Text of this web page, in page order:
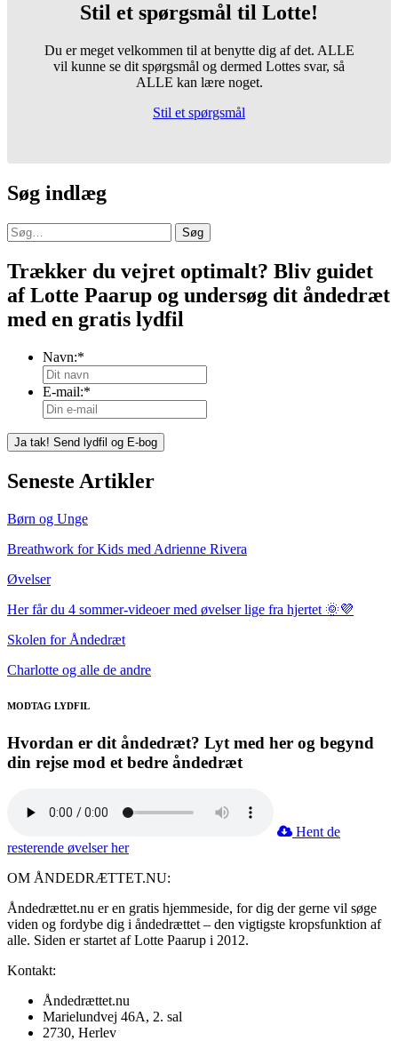
Stil et spørgsmål til Lotte!
Du er meget velkommen til at benytte dig af det. ALLE
vil kunne se dit spørgsmål og dermed Lottes svar, så
ALLE kan lære noget.
Stil et spørgsmål
Søg indlæg
Søg
Trækker du vejret optimalt? Bliv guidet
af Lotte Paarup og undersøg dit åndedræt
med en gratis lydfil
Navn:*
E-mail:*
Seneste Artikler
Børn og Unge
Breathwork for Kids med Adrienne Rivera
Øvelser
Her får du 4 sommer-videoer med øvelser lige fra hjertet 🌞💜
Skolen for Åndedræt
Charlotte og alle de andre
MODTAG LYDFIL
Hvordan er dit åndedræt? Lyt med her og begynd
din rejse mod et bedre åndedræt
Hent de
resterende øvelser her
OM ÅNDEDRÆTTET.NU:
Åndedrættet.nu er en gratis hjemmeside, for dig der gerne vil søge
viden og fordybe dig i åndedrættet – den vigtigste kropsfunktion af
alle. Siden er startet af Lotte Paarup i 2012.
Kontakt:
Åndedrættet.nu
Marielundvej 46A, 2. sal
2730, Herlev